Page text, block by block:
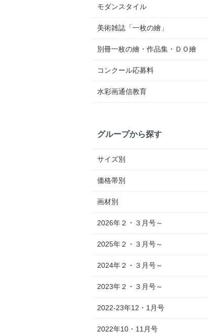
モダンスタイル
美術雑誌「一枚の繪」
別冊一枚の繪・作品集・ＤＯ繪
コンクール応募料
水彩画通信教育
グループから探す
サイズ別
価格帯別
画材別
2026年２・３月号～
2025年２・３月号～
2024年２・３月号～
2023年２・３月号～
2022-23年12・1月号
2022年10・11月号